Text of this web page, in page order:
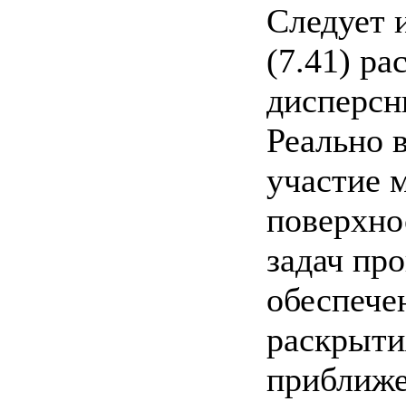
Следует
(7.41)
Реально
участие
задач